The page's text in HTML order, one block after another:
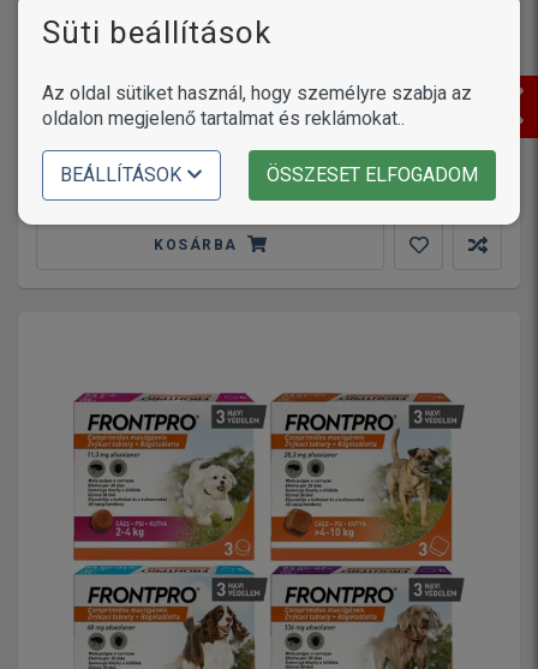
Alice Adult Balance Lamb & Pumpkin (17 + 1
kg) 18 kg
12 917 12 190Ft
2 változat
KOSÁRBA
Süti beállítások
Az oldal sütiket használ, hogy személyre szabja az
oldalon megjelenő tartalmat és reklámokat..
BEÁLLÍTÁSOK ÖSSZESET ELFOGADOM